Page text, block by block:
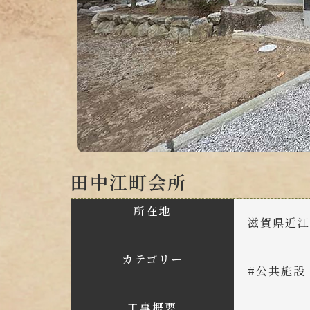
田中江町会所
所在地
滋賀県近
カテゴリー
#公共施設